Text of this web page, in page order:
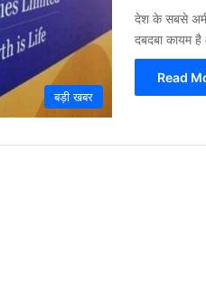
बड़ी खबर
देश के सबसे
दबदबा कायम
Read